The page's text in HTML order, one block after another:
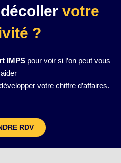
votre
?
IMPSpour voir si l’on peut vous
aider
votre chiffre d’affaires.
RDV